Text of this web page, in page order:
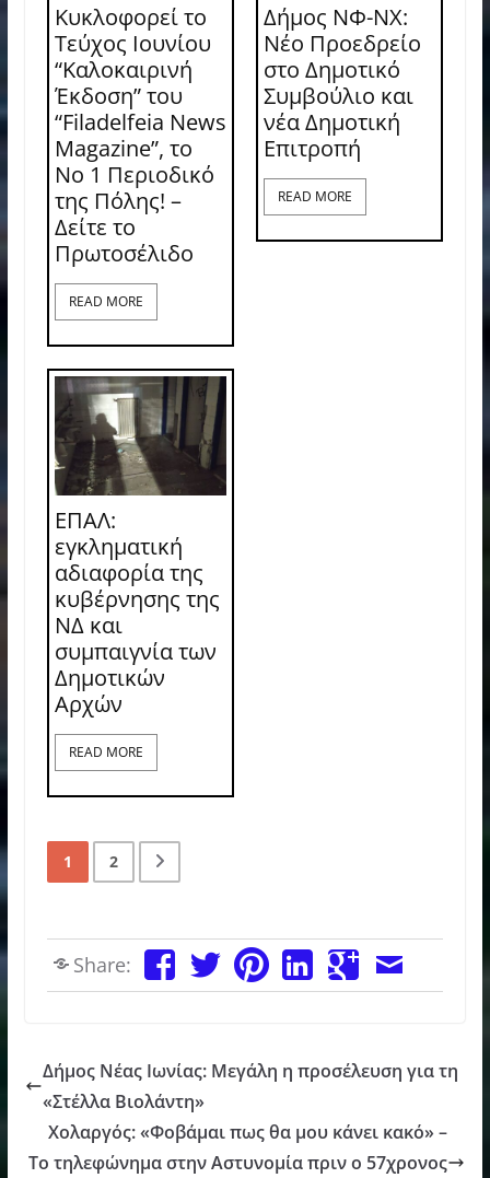
Κυκλοφορεί το
Τεύχος Ιουνίου
“Καλοκαιρινή
Έκδοση” του
“Filadelfeia News
Magazine”, το
Νο 1 Περιοδικό
της Πόλης! –
Δείτε το
Πρωτοσέλιδο
READ MORE
Δήμος ΝΦ-ΝΧ:
Νέο Προεδρείο
στο Δημοτικό
Συμβούλιο και
νέα Δημοτική
Επιτροπή
READ MORE
ΕΠΑΛ:
εγκληματική
αδιαφορία της
κυβέρνησης της
ΝΔ και
συμπαιγνία των
Δημοτικών
Αρχών
READ MORE
1 2
Share:
Δήμος Νέας Ιωνίας: Μεγάλη η προσέλευση για τη
«Στέλλα Βιολάντη»
Χολαργός: «Φοβάμαι πως θα μου κάνει κακό» –
Το τηλεφώνημα στην Αστυνομία πριν ο 57χρονος